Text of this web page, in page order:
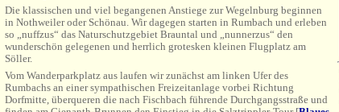
Die klassischen und viel begangenen Anstiege zur Wegelnburg beginnen
in Nothweiler oder Schönau. Wir dagegen starten in Rumbach und erleben
so „nuffzus“ das Naturschutzgebiet Brauntal und „nunnerzus“ den
wunderschön gelegenen und herrlich grotesken kleinen Flugplatz am
Söller.
Vom Wanderparkplatz aus laufen wir zunächst am linken Ufer des
Rumbachs an einer sympathischen Freizeitanlage vorbei Richtung
Dorfmitte, überqueren die nach Fischbach führende Durchgangsstraße und